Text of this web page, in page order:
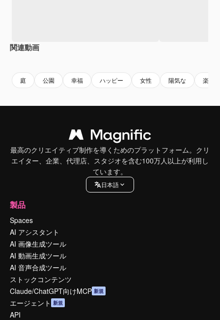
関連動画
庭 公園 幸福 ハッピー 女性 陽気な 楽しい
最高のクリエイティブ制作を導くためのプラットフォーム。クリ
エイター、企業、代理店、スタジオを含む100万人以上が利用し
ています。
日本語
製品
Spaces
AI アシスタント
AI 画像生成ツール
AI 動画生成ツール
AI 音声合成ツール
ストックコンテンツ
Claude/ChatGPT向けMCP 新規
エージェント 新規
API